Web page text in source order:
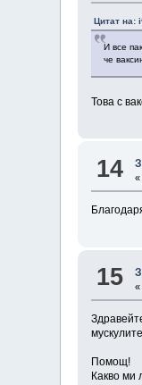
Цитат на:
И все
че
Това с
14
15
Помощ!
Какво ми